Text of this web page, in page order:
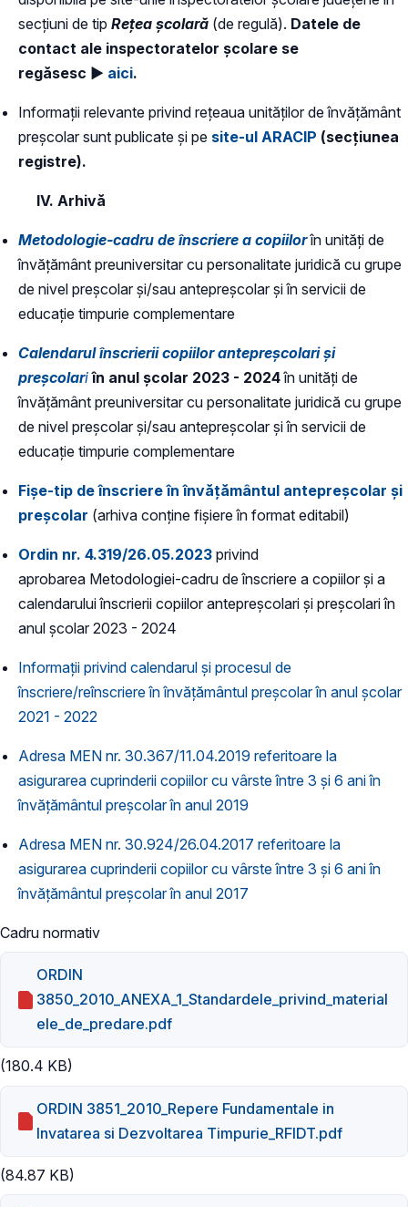
secțiuni de tip Rețea școlară (de regulă). Datele de
contact ale inspectoratelor școlare se
regăsesc ► aici.
Informații relevante privind rețeaua unităților de învățământ
preșcolar sunt publicate și pe site-ul ARACIP (secțiunea
registre).
IV. Arhivă
Metodologie-cadru de înscriere a copiilorîn unități de
învățământ preuniversitar cu personalitate juridică cu grupe
de nivel preșcolar și/sau antepreșcolar și în servicii de
educație timpurie complementare
Calendarul înscrierii copiilor antepreșcolari și
preșcolari în anul școlar 2023 - 2024în unități de
învățământ preuniversitar cu personalitate juridică cu grupe
de nivel preșcolar și/sau antepreșcolar și în servicii de
educație timpurie complementare
Fișe-tip de înscriere în învățământul antepreșcolar și
preșcolar (arhiva conține fișiere în format editabil)
Ordin nr. 4.319/26.05.2023 privind
aprobarea Metodologiei-cadru de înscriere a copiilor și a
calendarului înscrierii copiilor antepreșcolari și preșcolari în
anul școlar 2023 - 2024
Informații privind calendarul și procesul de
înscriere/reînscriere în învățământul preșcolar în anul școlar
2021 - 2022
Adresa MEN nr. 30.367/11.04.2019 referitoare la
asigurarea cuprinderii copiilor cu vârste între 3 și 6 ani în
învățământul preșcolar în anul 2019
Adresa MEN nr. 30.924/26.04.2017 referitoare la
asigurarea cuprinderii copiilor cu vârste între 3 și 6 ani în
învățământul preșcolar în anul 2017
Cadru normativ
ORDIN
3850_2010_ANEXA_1_Standardele_privind_material
ele_de_predare.pdf
(180.4 KB)
ORDIN 3851_2010_Repere Fundamentale in
Invatarea si Dezvoltarea Timpurie_RFIDT.pdf
(84.87 KB)